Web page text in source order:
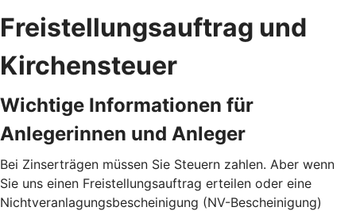
Freistellungsauftrag und
Kirchensteuer
Wichtige Informationen für
Anlegerinnen und Anleger
Bei Zinserträgen müssen Sie Steuern zahlen. Aber wenn
Sie uns einen Freistellungsauftrag erteilen oder eine
Nichtveranlagungsbescheinigung (NV-Bescheinigung)